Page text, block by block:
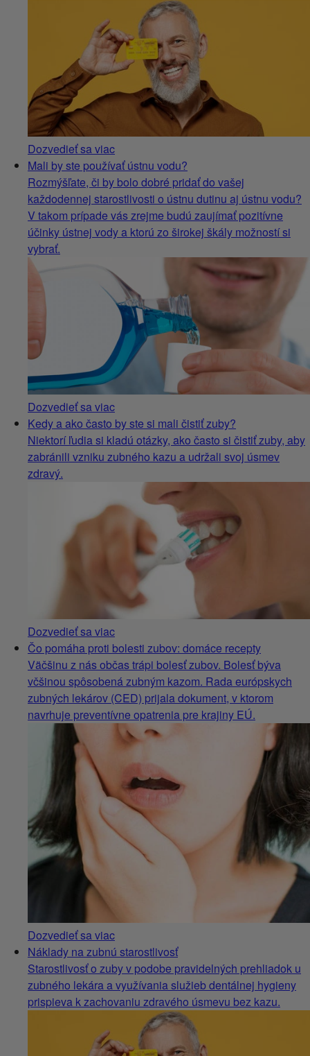
Dozvedieť sa viac
Mali by ste používať ústnu vodu?
Rozmýšľate, či by bolo dobré pridať do vašej
každodennej starostlivosti o ústnu dutinu aj ústnu vodu?
V takom prípade vás zrejme budú zaujímať pozitívne
účinky ústnej vody a ktorú zo širokej škály možností si
vybrať.
Dozvedieť sa viac
Kedy a ako často by ste si mali čistiť zuby?
Niektorí ľudia si kladú otázky, ako často si čistiť zuby, aby
zabránili vzniku zubného kazu a udržali svoj úsmev
zdravý.
Dozvedieť sa viac
Čo pomáha proti bolesti zubov: domáce recepty
Väčšinu z nás občas trápi bolesť zubov. Bolesť býva
včšinou spôsobená zubným kazom. Rada európskych
zubných lekárov (CED) prijala dokument, v ktorom
navrhuje preventívne opatrenia pre krajiny EÚ.
Dozvedieť sa viac
Náklady na zubnú starostlivosť
Starostlivosť o zuby v podobe pravidelných prehliadok u
zubného lekára a využívania služieb dentálnej hygieny
prispieva k zachovaniu zdravého úsmevu bez kazu.